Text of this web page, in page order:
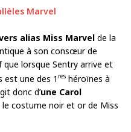
Marvel
alias Miss Marvel de la
à son consœur de
que lorsque Sentry arrive et
est une des 1 res héroïnes à
donc d’une Carol
le costume noir et or de Miss